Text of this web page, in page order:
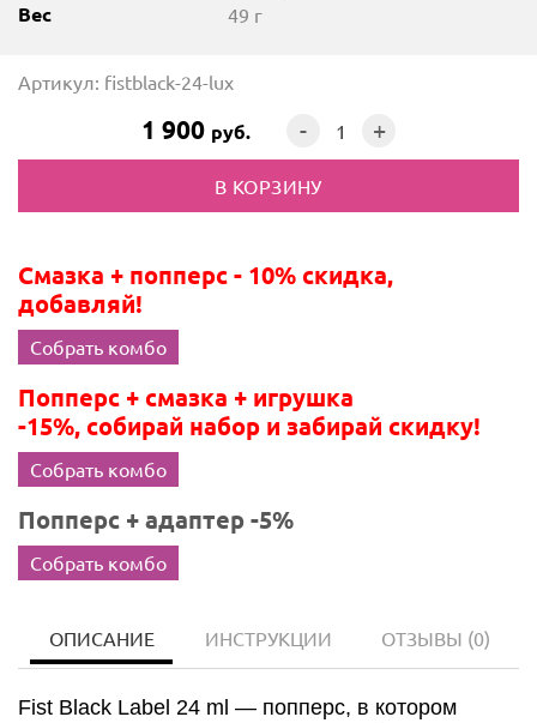
Вес 49 г
Артикул: fistblack-24-lux
1 900 руб. - +
Смазка + попперс - 10% скидка,
добавляй!
Собрать комбо
Попперс + смазка + игрушка
-15%, собирай набор и забирай скидку!
Собрать комбо
Попперс + адаптер -5%
Собрать комбо
ОПИСАНИЕ ИНСТРУКЦИИ ОТЗЫВЫ (0)
Fist Black Label 24 ml — попперс, в котором